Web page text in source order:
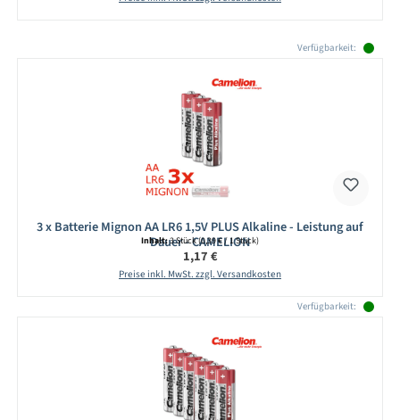
Verfügbarkeit:
3 x Batterie Mignon AA LR6 1,5V PLUS Alkaline - Leistung auf
Dauer - CAMELION
Inhalt:3 Stück(0,39 € / 1 Stück)
Regulärer Preis:
1,17 €
Preise inkl. MwSt. zzgl. Versandkosten
Verfügbarkeit: